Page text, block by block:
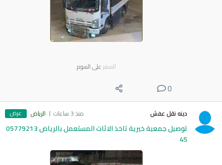
السعر على السوم
0
دينه نقل عفش منذ 3 ساعات الرياض عرض
توصيل جمعية خيرية تاخذ الاثاث المستعمل بالرياض 05779213
45